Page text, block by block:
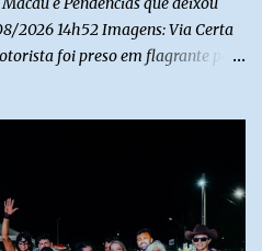
2026 14h52 Imagens: Via Certa
foi preso em flagrante por
sinais de embriaguez, foi levado
em Mossoró, e autuado em
a presença de álcool no